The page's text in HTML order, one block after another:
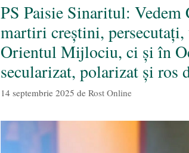
PS Paisie Sinaritul:
martiri creştini,
Orientul Mijlociu, ci și în
secularizat, polarizat și ros
14 septembrie 2025 de Rost Online